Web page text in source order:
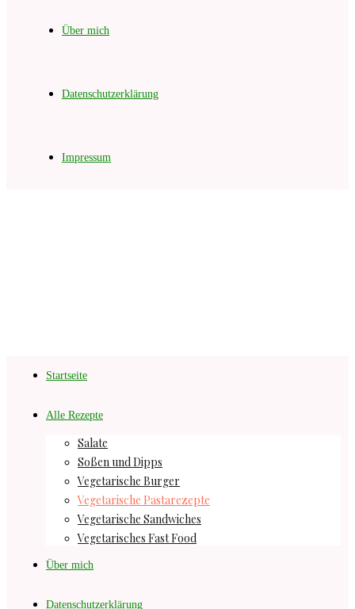
Über mich
Datenschutzerklärung
Impressum
Startseite
Alle Rezepte
Salate
Soßen und Dipps
Vegetarische Burger
Vegetarische Pastarezepte
Vegetarische Sandwiches
Vegetarisches Fast Food
Über mich
Datenschutzerklärung